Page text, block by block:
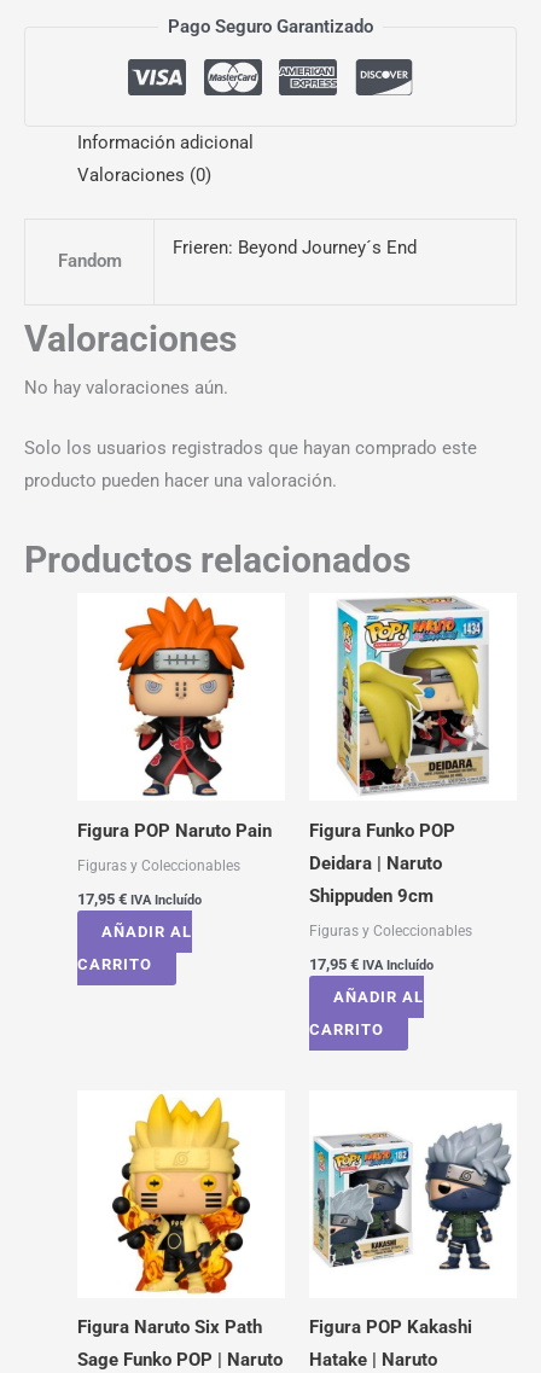
Pago Seguro Garantizado
Información adicional
Valoraciones (0)
Fandom
Frieren: Beyond Journey´s End
Valoraciones
No hay valoraciones aún.
Solo los usuarios registrados que hayan comprado este
producto pueden hacer una valoración.
Productos relacionados
Figura POP Naruto Pain
Figuras y Coleccionables
17,95 € IVA Incluído
AÑADIR AL
CARRITO
Figura Funko POP
Deidara | Naruto
Shippuden 9cm
Figuras y Coleccionables
17,95 € IVA Incluído
AÑADIR AL
CARRITO
Figura Naruto Six Path
Sage Funko POP | Naruto
Figura POP Kakashi
Hatake | Naruto